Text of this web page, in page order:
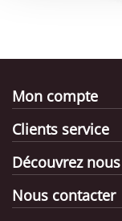
Mon compte
Clients service
Découvrez nous
Nous contacter